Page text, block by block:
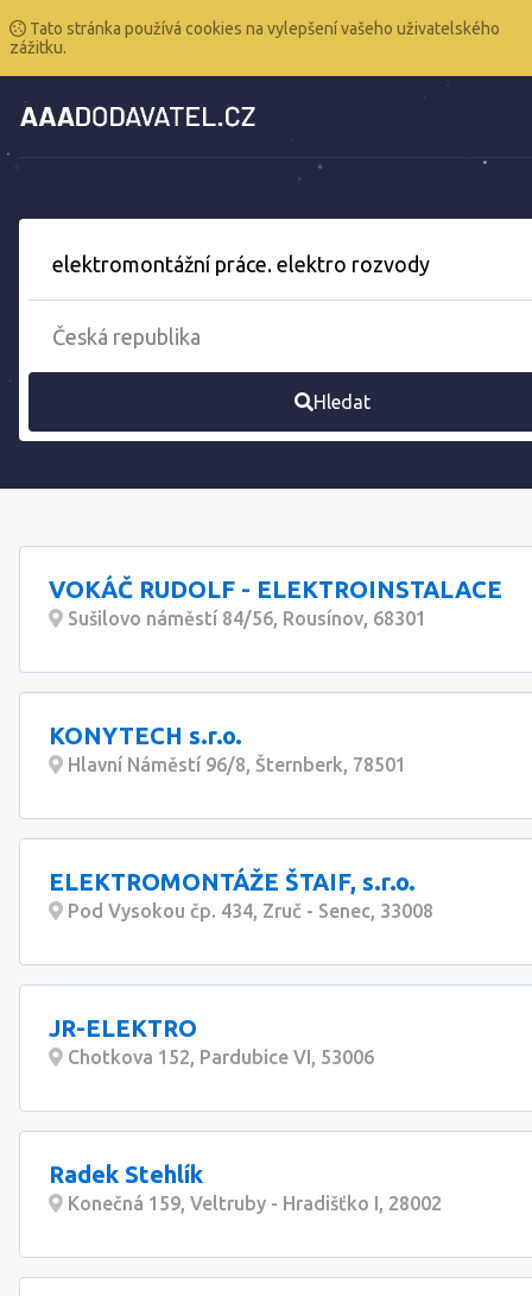
Tato stránka používá cookies na vylepšení vašeho uživatelského
zážitku.
Hledat
VOKÁČ RUDOLF - ELEKTROINSTALACE
Sušilovo náměstí 84/56, Rousínov, 68301
KONYTECH s.r.o.
Hlavní Náměstí 96/8, Šternberk, 78501
ELEKTROMONTÁŽE ŠTAIF, s.r.o.
Pod Vysokou čp. 434, Zruč - Senec, 33008
JR-ELEKTRO
Chotkova 152, Pardubice VI, 53006
Radek Stehlík
Konečná 159, Veltruby - Hradišťko I, 28002